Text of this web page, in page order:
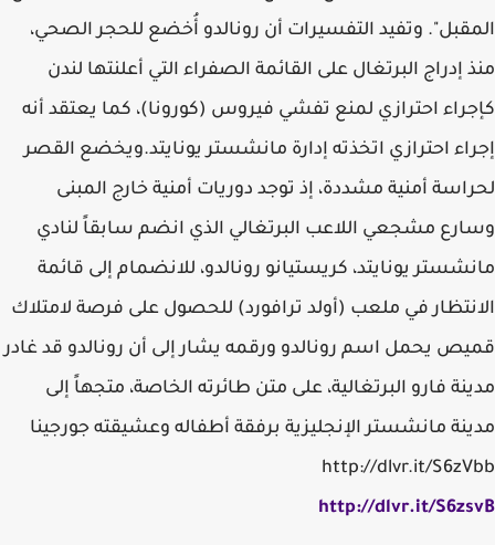
المقبل". وتفيد التفسيرات أن رونالدو أُخضع للحجر الصحي،
منذ إدراج البرتغال على القائمة الصفراء التي أعلنتها لندن
كإجراء احترازي لمنع تفشي فيروس (كورونا)، كما يعتقد أنه
إجراء احترازي اتخذته إدارة مانشستر يونايتد.ويخضع القصر
لحراسة أمنية مشددة، إذ توجد دوريات أمنية خارج المبنى
وسارع مشجعي اللاعب البرتغالي الذي انضم سابقاً لنادي
مانشستر يونايتد، كريستيانو رونالدو، للانضمام إلى قائمة
الانتظار في ملعب (أولد ترافورد) للحصول على فرصة لامتلاك
قميص يحمل اسم رونالدو ورقمه يشار إلى أن رونالدو قد غادر
مدينة فارو البرتغالية، على متن طائرته الخاصة، متجهاً إلى
مدينة مانشستر الإنجليزية برفقة أطفاله وعشيقته جورجينا
http://dlvr.it/S6zVbb
http://dlvr.it/S6zsvB